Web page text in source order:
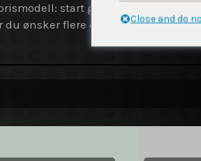
start gratis, betal etter
ønsker flere deltakere eller
Close and do